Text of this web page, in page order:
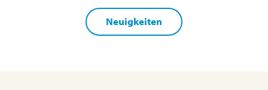
Neuigkeiten